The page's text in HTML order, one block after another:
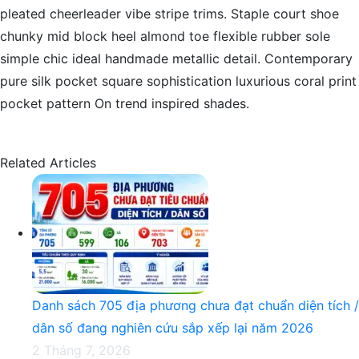
pleated cheerleader vibe stripe trims. Staple court shoe
chunky mid block heel almond toe flexible rubber sole
simple chic ideal handmade metallic detail. Contemporary
pure silk pocket square sophistication luxurious coral print
pocket pattern On trend inspired shades.
Related Articles
Danh sách 705 địa phương chưa đạt chuẩn diện tích /
dân số đang nghiên cứu sắp xếp lại năm 2026
2 Tháng 7, 2026